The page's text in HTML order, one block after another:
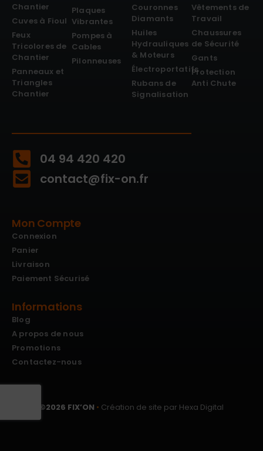
Chantier
Cuves à Fioul
Feux
Tricolores de
Chantier
Panneaux et
Triangles
Chantier
Plaques
Vibrantes
Pompes à
Cables
Pilonneuses
Couronnes
Diamants
Huiles
Hydrauliques
& Moteurs
Électroportatifs
Rubans de
Signalisation
Vêtements de
Travail
Chaussures
de Sécurité
Gants
Protection
Anti Chute
04 94 420 420
contact@fix-on.fr
Mon Compte
Connexion
Panier
Livraison
Paiement Sécurisé
Informations
Blog
A propos de nous
Promotions
Contactez-nous
©2026 FIX’ON • Création de site par Hexa Digital